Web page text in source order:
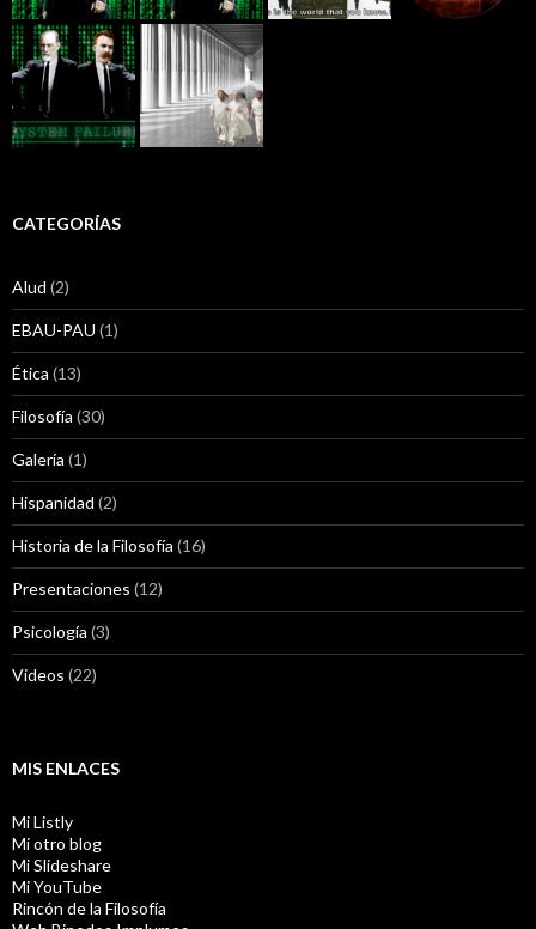
CATEGORÍAS
Alud (2)
EBAU-PAU (1)
Ética (13)
Filosofía (30)
Galería (1)
Hispanidad (2)
Historia de la Filosofía (16)
Presentaciones (12)
Psicología (3)
Videos (22)
MIS ENLACES
Mi Listly
Mi otro blog
Mi Slideshare
Mi YouTube
Rincón de la Filosofía